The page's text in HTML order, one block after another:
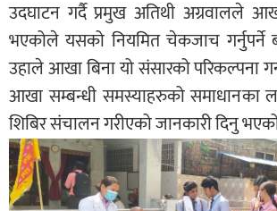
उदघाटन गर्दै प्रमुख अतिथी अग्रवालले
भएकोले यसको नियमित चेकजाच गर्नुपर्ने
उहाले आखा बिना यो संसारको परिकल्पना
आखा सम्बन्धी समस्याहरुको समाधानका
शिबिर संचालन गरीएको जानकारी दिनु